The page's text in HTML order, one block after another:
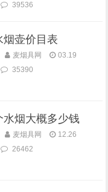
39536
烟壶价目表
麦烟具网
03.19
35390
水烟大概多少钱
麦烟具网
12.26
26462